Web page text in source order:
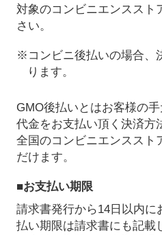
対象のコンビニエンススト
さい。
※コンビニ後払いの場合、
ります。
GMO後払いとはお客様の
代金をお支払い頂く決済方
全国のコンビニエンススト
だけます。
■お支払い期限
請求書発行から14日以内に
払い期限は請求書にも記載